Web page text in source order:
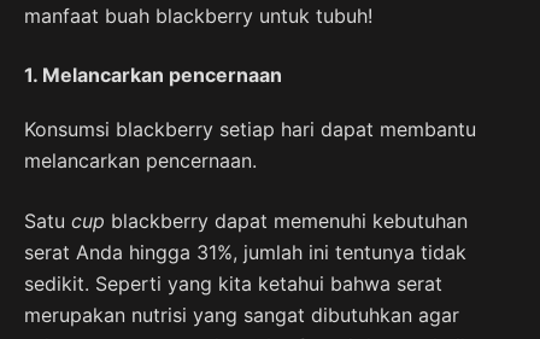
manfaat buah blackberry untuk tubuh!
1. Melancarkan pencernaan
Konsumsi blackberry setiap hari dapat membantu
melancarkan pencernaan.
Satu cup blackberry dapat memenuhi kebutuhan
serat Anda hingga 31%, jumlah ini tentunya tidak
sedikit. Seperti yang kita ketahui bahwa serat
merupakan nutrisi yang sangat dibutuhkan agar